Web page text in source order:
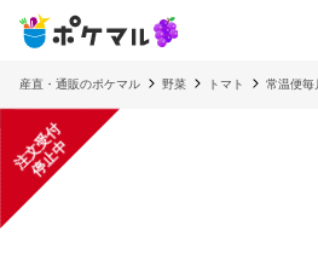
産直・通販のポケマル 野菜 トマト 常温便毎
注
文
受
付
停
止
中